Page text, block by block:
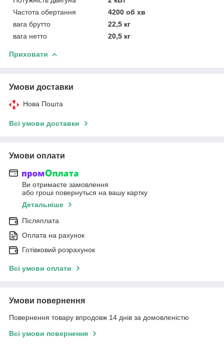
Частота обертання
4200 об хв
вага брутто
22,5 кг
вага нетто
20,5 кг
Приховати
Умови доставки
Нова Пошта
Всі умови доставки
Умови оплати
Ви отримаєте замовлення
або гроші повернуться на вашу картку
Детальніше
Післяплата
Оплата на рахунок
Готівковий розрахунок
Всі умови оплати
Умови повернення
Повернення товару впродовж 14 днів за домовленістю
Всі умови повернення